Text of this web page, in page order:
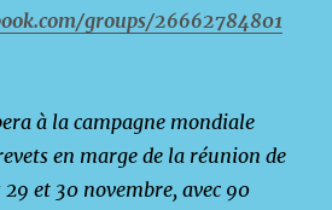
groups/26662784801
à la campagne mondiale
en marge de la réunion de
29 et 30 novembre, avec 90